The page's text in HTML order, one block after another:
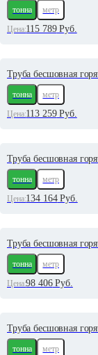
тонна
метр
Цена:115 789Руб.
Труба бесшовная
тонна
метр
Цена:113 259Руб.
Труба бесшовная
тонна
метр
Цена:134 164Руб.
Труба бесшовная
тонна
метр
Цена:98 406Руб.
Труба бесшовная
тонна
метр